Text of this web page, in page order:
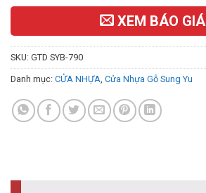
XEM BÁO GIÁ
SKU: GTD SYB-790
Danh mục: CỬA NHỰA, Cửa Nhựa Gỗ Sung Yu